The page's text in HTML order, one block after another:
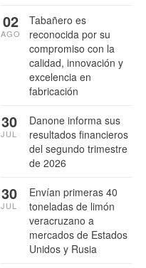
Tabañero es
reconocida por su
compromiso con la
calidad, innovación y
excelencia en
fabricación
02
AGO
Danone informa sus
resultados financieros
del segundo trimestre
de 2026
30
JUL
Envían primeras 40
toneladas de limón
veracruzano a
mercados de Estados
Unidos y Rusia
30
JUL